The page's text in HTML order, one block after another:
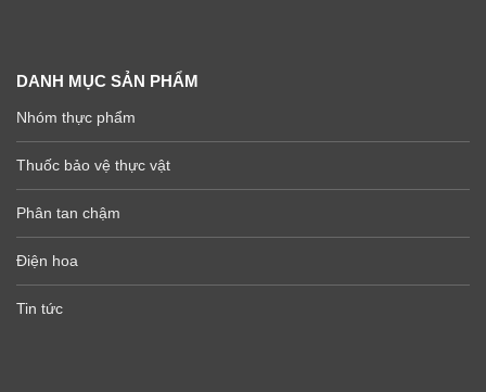
DANH MỤC SẢN PHẨM
Nhóm thực phẩm
Thuốc bảo vệ thực vật
Phân tan chậm
Điện hoa
Tin tức